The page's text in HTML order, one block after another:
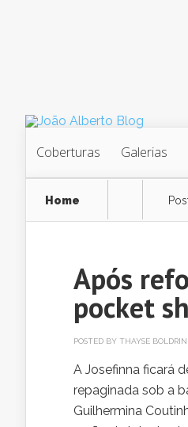
Coberturas Galerias
Home
Após
pocket
POSTED BY THAYSE BOLDRINI
A Josefinna ficará
repaginada sob a
Guilhermina